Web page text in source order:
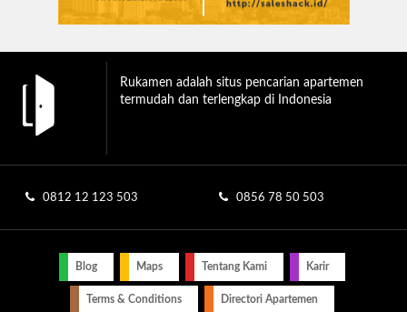
Rukamen adalah situs pencarian apartemen
termudah dan terlengkap di Indonesia
0812 12 123 503 0856 78 50 503
Blog Maps Tentang Kami Karir
Terms & Conditions Directori Apartemen